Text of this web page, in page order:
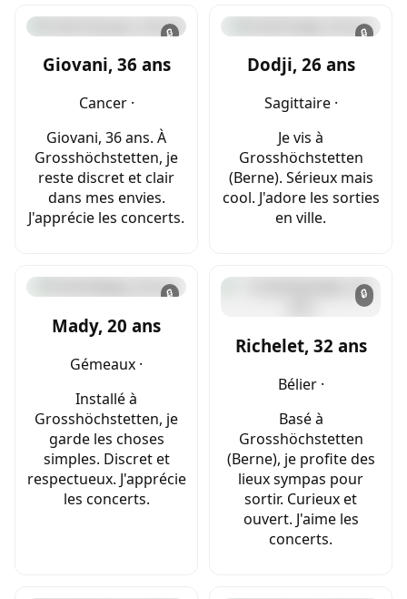
🔒
Giovani, 36 ans
Cancer ·
Giovani, 36 ans. À
Grosshöchstetten, je
reste discret et clair
dans mes envies.
J'apprécie les concerts.
🔒
Dodji, 26 ans
Sagittaire ·
Je vis à
Grosshöchstetten
(Berne). Sérieux mais
cool. J'adore les sorties
en ville.
🔒
Mady, 20 ans
Gémeaux ·
Installé à
Grosshöchstetten, je
garde les choses
simples. Discret et
respectueux. J'apprécie
les concerts.
🔒
Richelet, 32 ans
Bélier ·
Basé à
Grosshöchstetten
(Berne), je profite des
lieux sympas pour
sortir. Curieux et
ouvert. J'aime les
concerts.